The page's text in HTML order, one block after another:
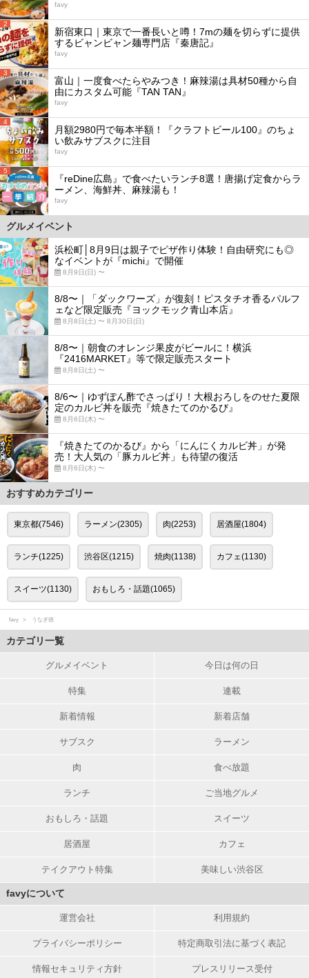
favy
2
新宿東口｜東京で一番長いと噂！7mの麺を切らずに提供
するビャンビャン麺専門店『秦唐記』
favy
3
富山｜一度食べたらやみつき！麻辣湯は具材50種から自
由にカスタム可能『TAN TAN』
favy
4
月額2980円で毎本半額！『クラフトビール100』のちょ
い飲みサブスクに注目
favy
5
『reDine広島』で食べたいランチ8選！唐揚げ定食からラ
ーメン、海鮮丼、麻辣湯も！
favy
グルメイベント
浜松町│8月9日は親子でピザ作り体験！自由研究にも◎
なイベントが『michi』で開催
8月9日(日) 〜
8/8〜｜「ダックワーズ」が復刻！ピスタチオ香るパルフ
ェなど限定販売『ヨックモック青山本店』
8月8日(土) 〜 8月30日(日)
8/8〜｜朝食のオレンジ果皮がビールに！横浜
『2416MARKET』等で限定販売スタート
8月8日(土) 〜
8/6〜｜ゆずぽん酢でさっぱり！大根おろしをのせた夏限
定のカルビ丼を販売『焼きたてのかるび』
8月6日(木) 〜
『焼きたてのかるび』から「にんにくカルビ丼」が発
売！大人気の「豚カルビ丼」も待望の復活
8月6日(木) 〜
おすすめカテゴリー
東京都(7546) ラーメン(2305) 肉(2253) 居酒屋(1804)
ランチ(1225) 渋谷区(1215) 焼肉(1138) カフェ(1130)
スイーツ(1130) おもしろ・話題(1065)
favy うなぎ徳
カテゴリ一覧
グルメイベント 今日は何の日
特集 連載
新着情報 新着店舗
サブスク ラーメン
肉 食べ放題
ランチ ご当地グルメ
おもしろ・話題 スイーツ
居酒屋 カフェ
テイクアウト特集 美味しい渋谷区
favyについて
運営会社 利用規約
プライバシーポリシー 特定商取引法に基づく表記
情報セキュリティ方針 プレスリリース受付